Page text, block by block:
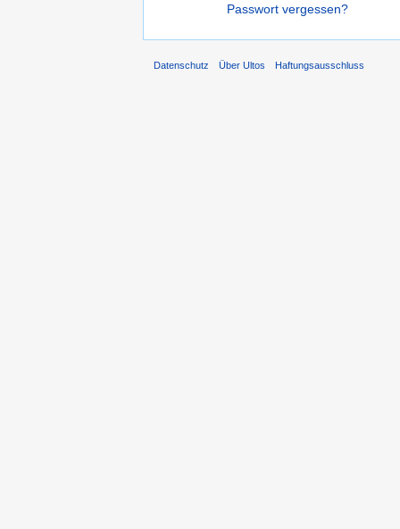
Passwort vergessen?
Datenschutz Über Ultos Haftungsausschluss